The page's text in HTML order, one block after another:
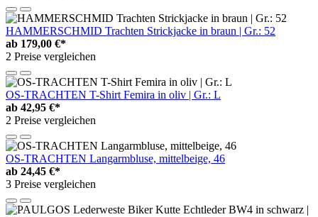
HAMMERSCHMID Trachten Strickjacke in braun | Gr.: 52
ab 179,00 €*
2 Preise vergleichen
OS-TRACHTEN T-Shirt Femira in oliv | Gr.: L
ab 42,95 €*
2 Preise vergleichen
OS-TRACHTEN Langarmbluse, mittelbeige, 46
ab 24,45 €*
3 Preise vergleichen